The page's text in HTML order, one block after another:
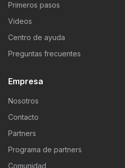
Primeros pasos
Videos
Centro de ayuda
Preguntas frecuentes
Empresa
Nosotros
Contacto
Partners
Programa de partners
Comunidad